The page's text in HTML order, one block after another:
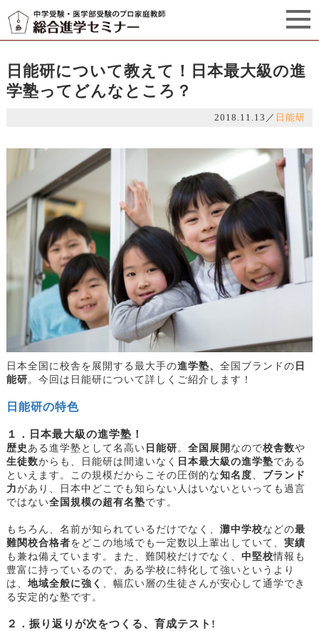
セミナーからのお知らせ（5）
日能研について教えて！日本最大級の進
学塾ってどんなところ？
2018.11.13 ／ 日能研
日本全国に校舎を展開する最大手の進学塾、 全国ブランドの 日
能研。今回は日能研について詳しくご紹介します！
日能研の特色
１．日本最大級の進学塾！
歴史ある進学塾として名高い 日能研。 全国展開 なので校舎数や
生徒数からも、日能研は間違いなく 日本最大級の進学塾である
といえます。この規模だからこその圧倒的な知名度、 ブランド
力があり、日本中どこでも知らない人はいないといっても過言
ではない全国規模の超有名塾です。
もちろん、名前が知られているだけでなく、 灘中学校などの最
難関校合格者をどこの地域でも一定数以上輩出していて、 実績
も兼ね備えています。また、難関校だけでなく、 中堅校情報も
豊富に持っているので、ある学校に特化して強いというより
は、 地域全般に強く 、幅広い層の生徒さんが安心して通学でき
る安定的な塾です。
２．振り返りが次をつくる、育成テスト !